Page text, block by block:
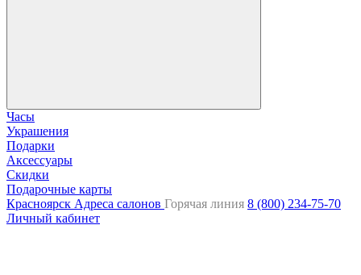
Часы
Украшения
Подарки
Аксессуары
Скидки
Подарочные карты
Красноярск Адреса салонов Горячая линия 8 (800) 234-75-70
Личный кабинет